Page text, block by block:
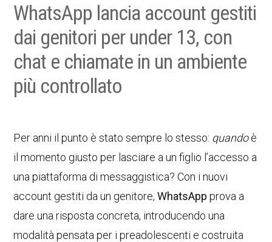
WhatsApp lancia account gestiti
dai genitori per under 13, con
chat e chiamate in un ambiente
più controllato
Per anni il punto è stato sempre lo stesso: quandoè
il momento giusto per lasciare a un figlio l’accesso a
una piattaforma di messaggistica? Con i nuovi
account gestiti da un genitore,WhatsApp prova a
dare una risposta concreta, introducendo una
modalità pensata per i preadolescenti e costruita